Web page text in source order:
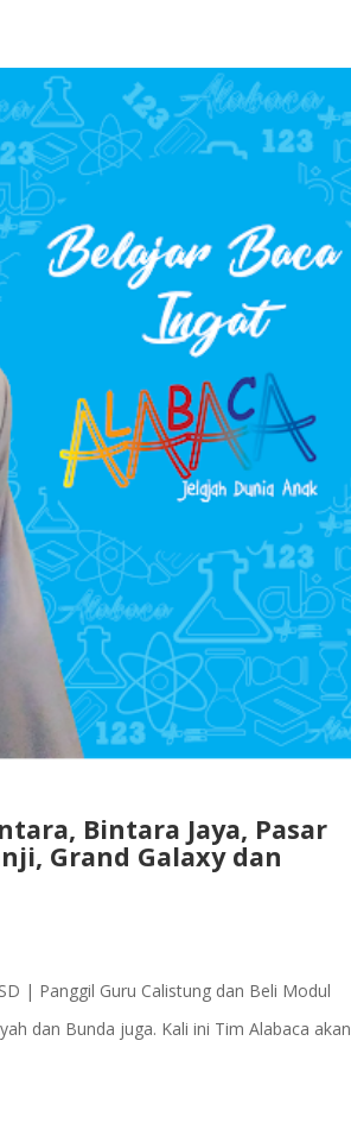
Bintara Jaya, Pasar
Grand Galaxy dan
| Panggil Guru Calistung dan Beli Modul
dan Bunda juga. Kali ini Tim Alabaca akan